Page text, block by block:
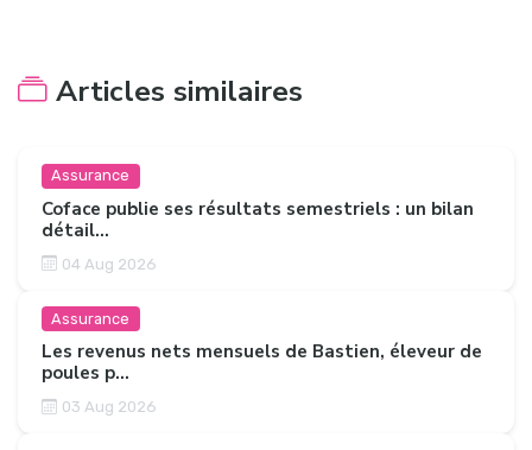
Articles similaires
Assurance
Coface publie ses résultats semestriels : un bilan
détail...
04 Aug 2026
Assurance
Les revenus nets mensuels de Bastien, éleveur de
poules p...
03 Aug 2026